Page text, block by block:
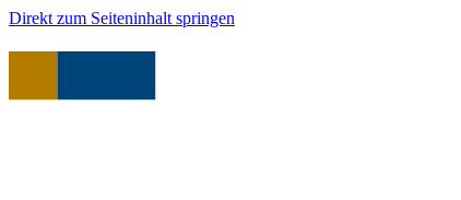
Direkt zum Seiteninhalt springen